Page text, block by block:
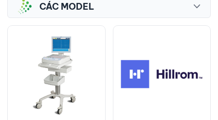
CÁC MODEL